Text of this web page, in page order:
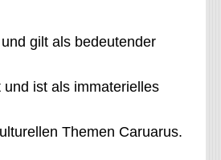
gilt als bedeutender
ist als immaterielles
Themen Caruarus.